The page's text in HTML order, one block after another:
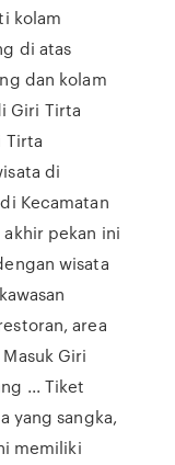
kolam
di atas
dan kolam
Giri Tirta
Tirta
di
Kecamatan
akhir pekan ini
wisata
area
Giri
... Tiket
yang sangka,
memiliki